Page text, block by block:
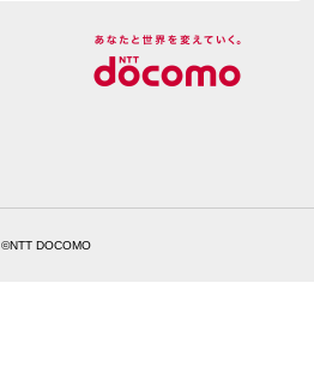
©NTT DOCOMO